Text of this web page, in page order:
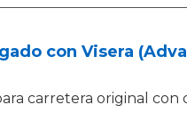
con Visera
carretera original con